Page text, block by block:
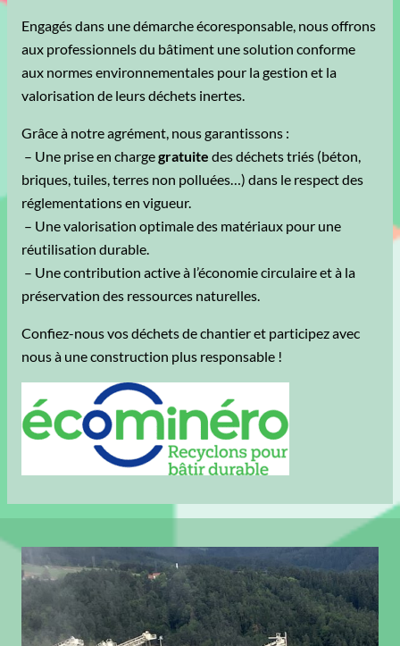
Engagés dans une démarche écoresponsable, nous offrons
aux professionnels du bâtiment une solution conforme
aux normes environnementales pour la gestion et la
valorisation de leurs déchets inertes.
Grâce à notre agrément, nous garantissons :
– Une prise en chargegratuite des déchets triés (béton,
briques, tuiles, terres non polluées…) dans le respect des
réglementations en vigueur.
– Une valorisation optimale des matériaux pour une
réutilisation durable.
– Une contribution active à l’économie circulaire et à la
préservation des ressources naturelles.
Confiez-nous vos déchets de chantier et participez avec
nous à une construction plus responsable !